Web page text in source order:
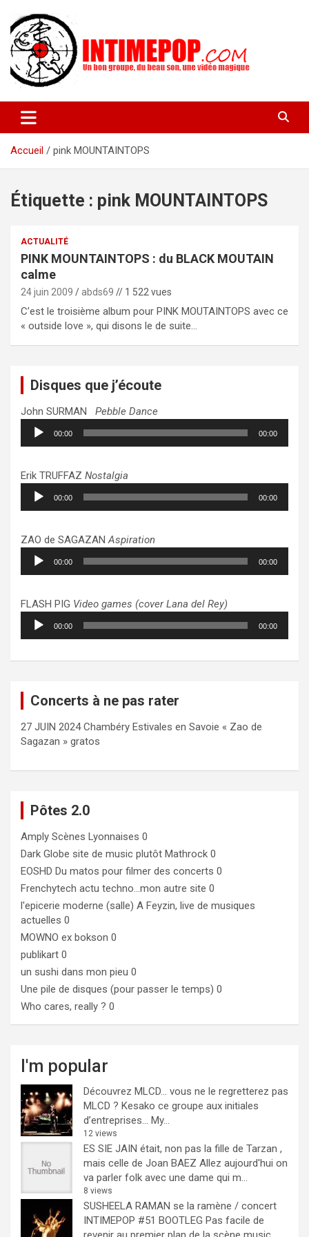
contenu
intimepop.com
actuelles pop rock, post-rock, indé sur Lyon. rock pop concert
lyon
Accueil
pink MOUNTAINTOPS
Étiquette : pink MOUNTAINTOPS
ACTUALITÉ
PINK MOUNTAINTOPS : du BLACK MOUTAIN
calme
24 juin 2009 abds69 // 1 522 vues
C’est le troisième album pour PINK MOUTAINTOPS avec ce
« outside love », qui disons le de suite…
Disques que j’écoute
John SURMAN Pebble Dance
Lecteur
audio
00:00 00:00
Erik TRUFFAZ Nostalgia
Lecteur
audio
00:00 00:00
ZAO de SAGAZANAspiration
Lecteur
audio
00:00 00:00
FLASH PIG Video games (cover Lana del Rey)
Lecteur
audio
00:00 00:00
Concerts à ne pas rater
27 JUIN 2024 Chambéry Estivales en Savoie « Zao de
Sagazan » gratos
Pôtes 2.0
Amply Scènes Lyonnaises 0
Dark Globe site de music plutôt Mathrock 0
EOSHD Du matos pour filmer des concerts 0
Frenchytech actu techno…mon autre site 0
l'epicerie moderne (salle) A Feyzin, live de musiques
actuelles 0
MOWNO ex bokson 0
publikart 0
un sushi dans mon pieu 0
Une pile de disques (pour passer le temps) 0
Who cares, really ? 0
I'm popular
Découvrez MLCD… vous ne le regretterez pas
MLCD ? Kesako ce groupe aux initiales
d’entreprises… My...
12 views
ES SIE JAIN était, non pas la fille de Tarzan ,
mais celle de Joan BAEZ Allez aujourd'hui on
va parler folk avec une dame qui m...
8 views
SUSHEELA RAMAN se la ramène / concert
INTIMEPOP #51 BOOTLEG Pas facile de